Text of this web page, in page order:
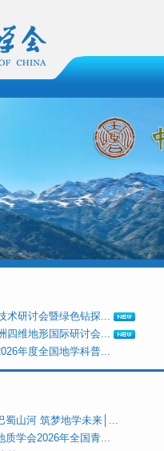
术研讨会暨绿色钻探...
四维地形国际研讨会...
年度全国地学科普...
蜀山河 筑梦地学未来│...
质学会2026年全国青...